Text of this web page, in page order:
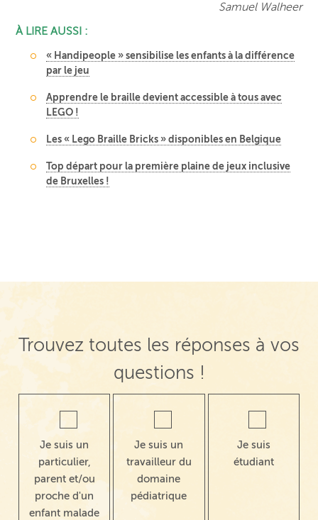
Samuel Walheer
À LIRE AUSSI :
« Handipeople » sensibilise les enfants à la différence
par le jeu
Apprendre le braille devient accessible à tous avec
LEGO !
Les « Lego Braille Bricks » disponibles en Belgique
Top départ pour la première plaine de jeux inclusive
de Bruxelles !
Trouvez toutes les réponses à vos
questions !
Je suis un
particulier,
parent et/ou
proche d'un
enfant malade
Je suis un
travailleur du
domaine
pédiatrique
Je suis
étudiant